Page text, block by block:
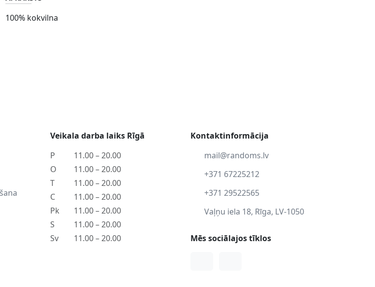
100% kokvilna
Veikala darba laiks Rīgā
P
11.00 – 20.00
O
11.00 – 20.00
T
11.00 – 20.00
C
11.00 – 20.00
Pk
11.00 – 20.00
S
11.00 – 20.00
Sv
11.00 – 20.00
Kontaktinformācija
mail@randoms.lv
+371 67225212
+371 29522565
Vaļņu iela 18, Rīga, LV-1050
Mēs sociālajos tīklos